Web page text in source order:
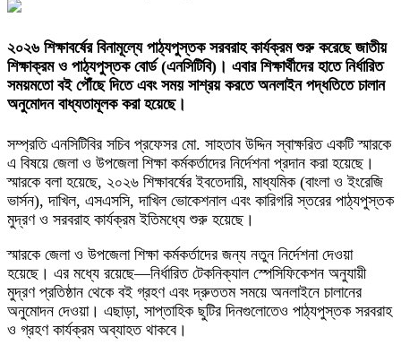
২০২৬ শিক্ষাবর্ষের বিনামূল্যে পাঠ্যপুস্তক সরবরাহ কার্যক্রম শুরু করেছে জাতীয়
শিক্ষাক্রম ও পাঠ্যপুস্তক বোর্ড (এনসিটিবি)। এবার শিক্ষার্থীদের হাতে নির্ধারিত
সময়মতো বই পৌঁছে দিতে এবং সময় সাশ্রয় করতে অনলাইন পদ্ধতিতে চালান
অনুমোদন বাধ্যতামূলক করা হয়েছে।
সম্প্রতি এনসিটিবির সচিব প্রফেসর মো. সাহতাব উদ্দিন স্বাক্ষরিত একটি স্মারকে
এ বিষয়ে জেলা ও উপজেলা শিক্ষা কর্মকর্তাদের নির্দেশনা প্রদান করা হয়েছে।
স্মারকে বলা হয়েছে, ২০২৬ শিক্ষাবর্ষের ইবতেদায়ি, মাধ্যমিক (বাংলা ও ইংরেজি
ভার্সন), দাখিল, এসএসসি, দাখিল ভোকেশনাল এবং কারিগরি স্তরের পাঠ্যপুস্তক
মুদ্রণ ও সরবরাহ কার্যক্রম ইতিমধ্যে শুরু হয়েছে।
স্মারকে জেলা ও উপজেলা শিক্ষা কর্মকর্তাদের জন্য নতুন নির্দেশনা দেওয়া
হয়েছে। এর মধ্যে রয়েছে—নির্ধারিত টেকনিক্যাল স্পেসিফিকেশন অনুযায়ী
মুদ্রণ প্রতিষ্ঠান থেকে বই গ্রহণ এবং দ্রুততম সময়ে অনলাইনে চালানের
অনুমোদন দেওয়া। এছাড়া, সাপ্তাহিক ছুটির দিনগুলোতেও পাঠ্যপুস্তক সরবরাহ
ও গ্রহণ কার্যক্রম অব্যাহত থাকবে।